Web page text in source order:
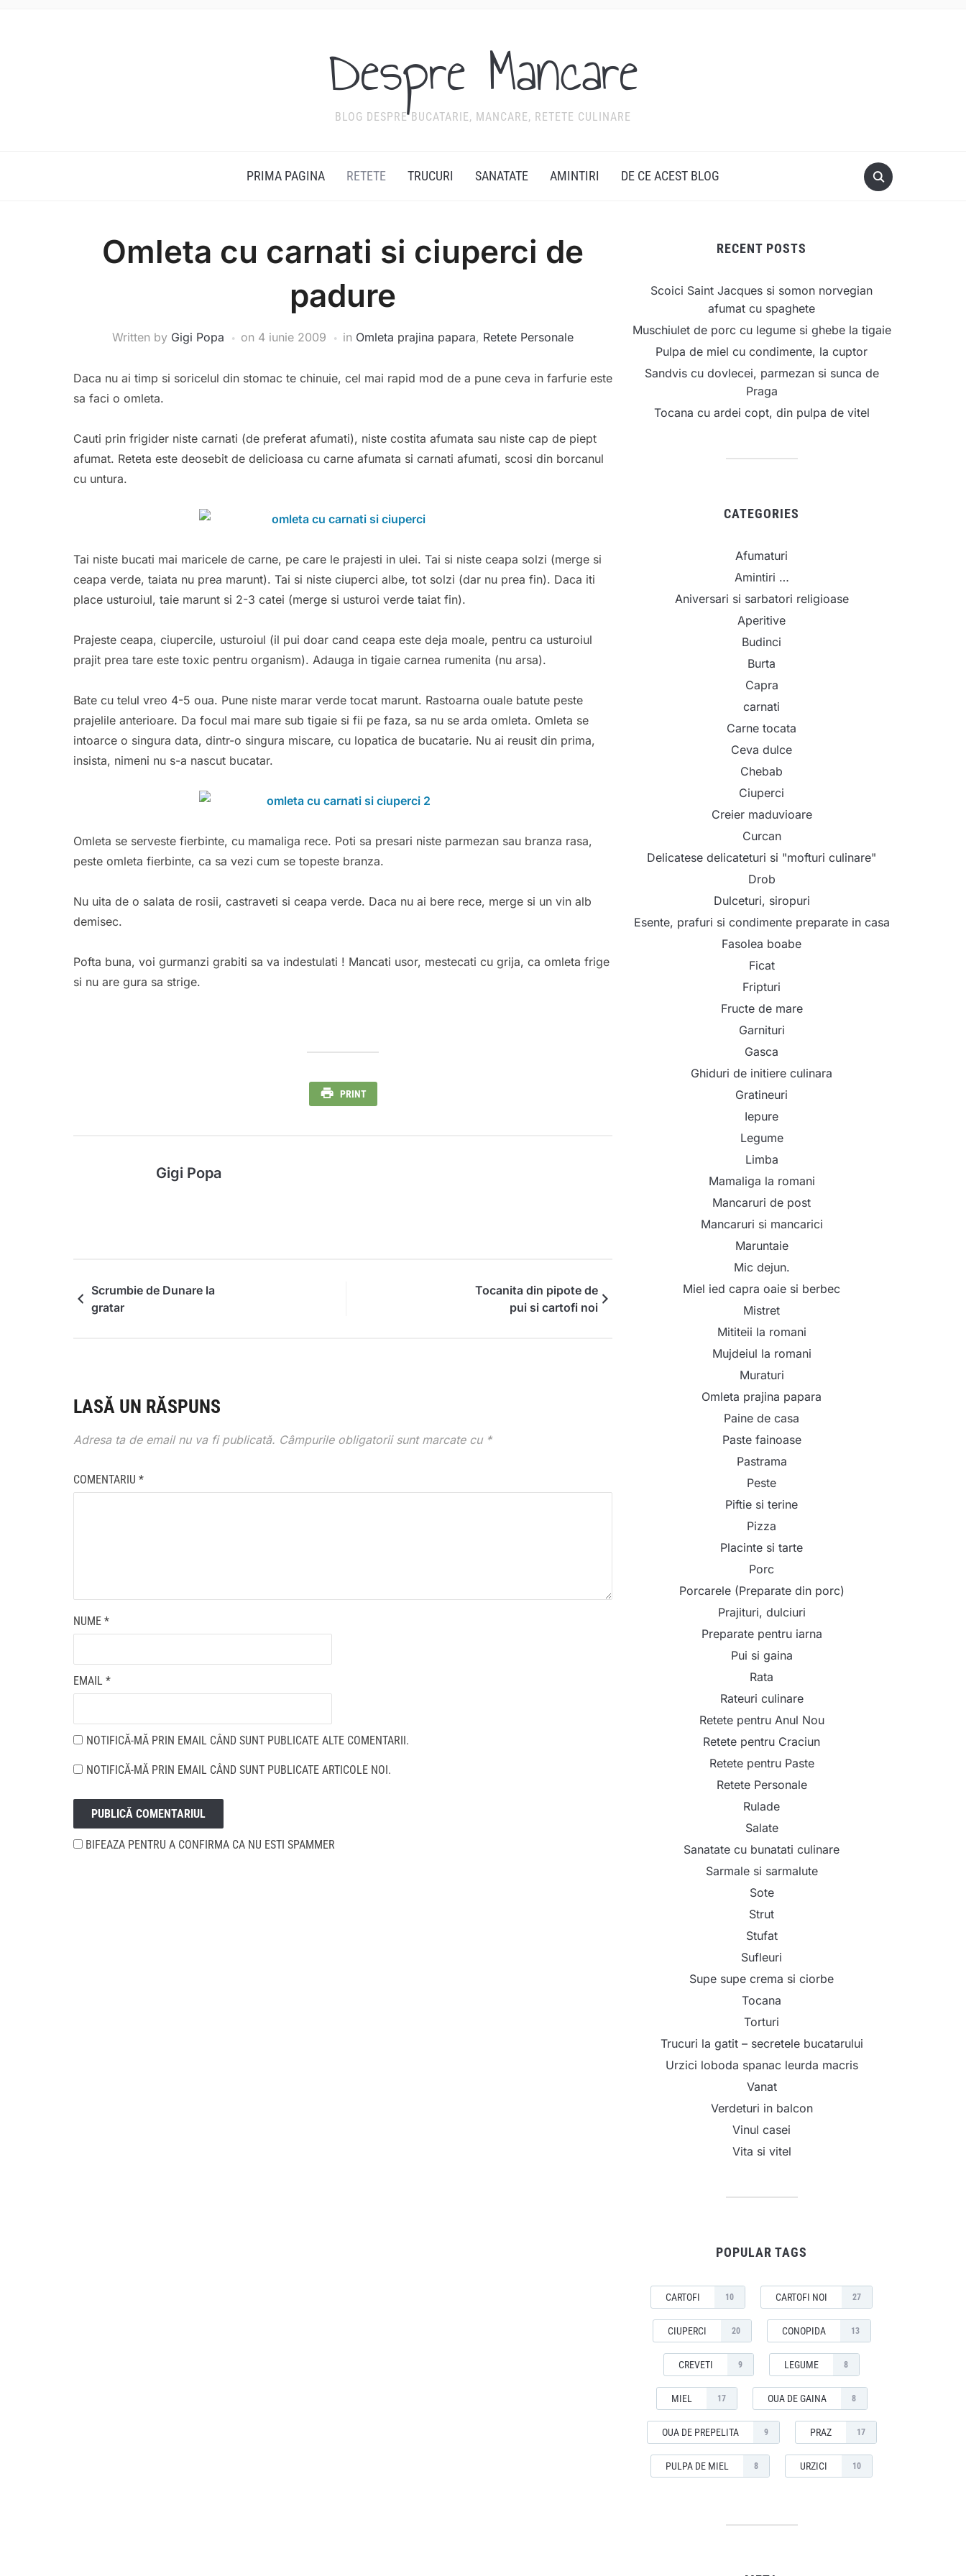
Despre Mancare
BLOG DESPRE BUCATARIE, MANCARE, RETETE CULINARE
PRIMA PAGINA RETETE TRUCURI SANATATE AMINTIRI DE CE ACEST BLOG
Omleta cu carnati si ciuperci de
padure
Written by Gigi Popa on 4 iunie 2009 in Omleta prajina papara, Retete Personale
Daca nu ai timp si soricelul din stomac te chinuie, cel mai rapid mod de a pune ceva in farfurie este
sa faci o omleta.
Cauti prin frigider niste carnati (de preferat afumati), niste costita afumata sau niste cap de piept
afumat. Reteta este deosebit de delicioasa cu carne afumata si carnati afumati, scosi din borcanul
cu untura.
Tai niste bucati mai maricele de carne, pe care le prajesti in ulei. Tai si niste ceapa solzi (merge si
ceapa verde, taiata nu prea marunt). Tai si niste ciuperci albe, tot solzi (dar nu prea fin). Daca iti
place usturoiul, taie marunt si 2-3 catei (merge si usturoi verde taiat fin).
Prajeste ceapa, ciupercile, usturoiul (il pui doar cand ceapa este deja moale, pentru ca usturoiul
prajit prea tare este toxic pentru organism). Adauga in tigaie carnea rumenita (nu arsa).
Bate cu telul vreo 4-5 oua. Pune niste marar verde tocat marunt. Rastoarna ouale batute peste
prajelile anterioare. Da focul mai mare sub tigaie si fii pe faza, sa nu se arda omleta. Omleta se
intoarce o singura data, dintr-o singura miscare, cu lopatica de bucatarie. Nu ai reusit din prima,
insista, nimeni nu s-a nascut bucatar.
Omleta se serveste fierbinte, cu mamaliga rece. Poti sa presari niste parmezan sau branza rasa,
peste omleta fierbinte, ca sa vezi cum se topeste branza.
Nu uita de o salata de rosii, castraveti si ceapa verde. Daca nu ai bere rece, merge si un vin alb
demisec.
Pofta buna, voi gurmanzi grabiti sa va indestulati ! Mancati usor, mestecati cu grija, ca omleta frige
si nu are gura sa strige.
PRINT
Gigi Popa
Scrumbie de Dunare la
gratar
Tocanita din pipote de
pui si cartofi noi
LASĂ UN RĂSPUNS
Adresa ta de email nu va fi publicată. Câmpurile obligatorii sunt marcate cu *
COMENTARIU *
NUME *
EMAIL *
NOTIFICĂ-MĂ PRIN EMAIL CÂND SUNT PUBLICATE ALTE COMENTARII.
NOTIFICĂ-MĂ PRIN EMAIL CÂND SUNT PUBLICATE ARTICOLE NOI.
BIFEAZA PENTRU A CONFIRMA CA NU ESTI SPAMMER
RECENT POSTS
Scoici Saint Jacques si somon norvegian
afumat cu spaghete
Muschiulet de porc cu legume si ghebe la tigaie
Pulpa de miel cu condimente, la cuptor
Sandvis cu dovlecei, parmezan si sunca de
Praga
Tocana cu ardei copt, din pulpa de vitel
CATEGORIES
Afumaturi
Amintiri …
Aniversari si sarbatori religioase
Aperitive
Budinci
Burta
Capra
carnati
Carne tocata
Ceva dulce
Chebab
Ciuperci
Creier maduvioare
Curcan
Delicatese delicateturi si "mofturi culinare"
Drob
Dulceturi, siropuri
Esente, prafuri si condimente preparate in casa
Fasolea boabe
Ficat
Fripturi
Fructe de mare
Garnituri
Gasca
Ghiduri de initiere culinara
Gratineuri
Iepure
Legume
Limba
Mamaliga la romani
Mancaruri de post
Mancaruri si mancarici
Maruntaie
Mic dejun.
Miel ied capra oaie si berbec
Mistret
Mititeii la romani
Mujdeiul la romani
Muraturi
Omleta prajina papara
Paine de casa
Paste fainoase
Pastrama
Peste
Piftie si terine
Pizza
Placinte si tarte
Porc
Porcarele (Preparate din porc)
Prajituri, dulciuri
Preparate pentru iarna
Pui si gaina
Rata
Rateuri culinare
Retete pentru Anul Nou
Retete pentru Craciun
Retete pentru Paste
Retete Personale
Rulade
Salate
Sanatate cu bunatati culinare
Sarmale si sarmalute
Sote
Strut
Stufat
Sufleuri
Supe supe crema si ciorbe
Tocana
Torturi
Trucuri la gatit – secretele bucatarului
Urzici loboda spanac leurda macris
Vanat
Verdeturi in balcon
Vinul casei
Vita si vitel
POPULAR TAGS
CARTOFI 10 CARTOFI NOI 27
CIUPERCI 20 CONOPIDA 13
CREVETI 9 LEGUME 8
MIEL 17 OUA DE GAINA 8
OUA DE PREPELITA 9 PRAZ 17
PULPA DE MIEL 8 URZICI 10